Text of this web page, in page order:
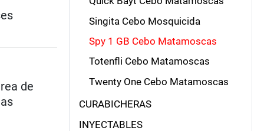
de
Singita Cebo Mosquicida
Spy 1 GB Cebo Matamoscas
Totenfli Cebo Matamoscas
Twenty One Cebo Matamoscas
CURABICHERAS
INYECTABLES